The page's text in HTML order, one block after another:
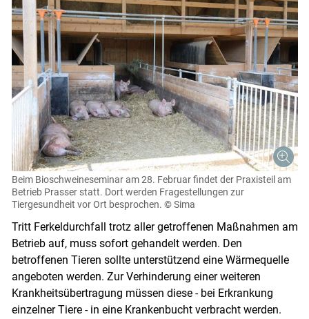
Beim Bioschweineseminar am 28. Februar findet der Praxisteil am
Betrieb Prasser statt. Dort werden Fragestellungen zur
Tiergesundheit vor Ort besprochen. © Sima
Tritt Ferkeldurchfall trotz aller getroffenen Maßnahmen am
Betrieb auf, muss sofort gehandelt werden. Den
betroffenen Tieren sollte unterstützend eine Wärmequelle
angeboten werden. Zur Verhinderung einer weiteren
Krankheitsübertragung müssen diese - bei Erkrankung
einzelner Tiere - in eine Krankenbucht verbracht werden.